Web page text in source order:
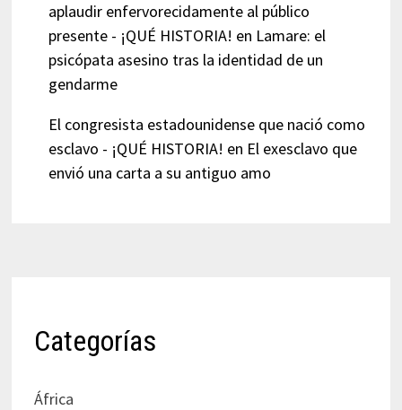
aplaudir enfervorecidamente al público
presente - ¡QUÉ HISTORIA! en Lamare: el
psicópata asesino tras la identidad de un
gendarme
El congresista estadounidense que nació como
esclavo - ¡QUÉ HISTORIA! en El exesclavo que
envió una carta a su antiguo amo
Categorías
África